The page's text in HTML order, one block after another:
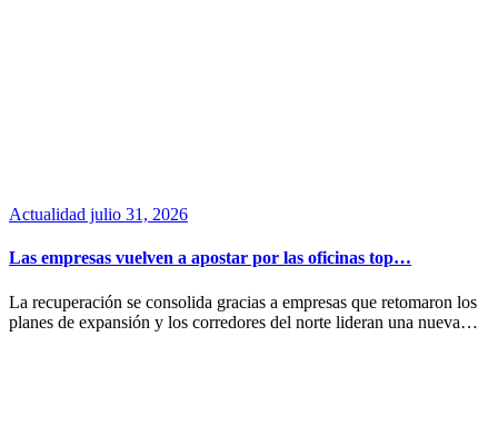
Actualidad julio 31, 2026
Las empresas vuelven a apostar por las oficinas top…
La recuperación se consolida gracias a empresas que retomaron los
planes de expansión y los corredores del norte lideran una nueva…